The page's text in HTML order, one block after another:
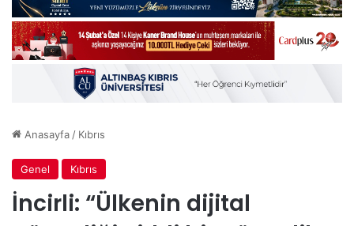
Anasayfa / Kıbrıs
Genel Kıbrıs
İncirli: “Ülkenin dijital